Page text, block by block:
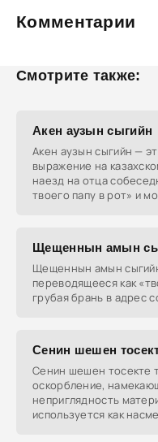
Комментарии
Смотрите также:
Акен аузын сыгийн
Акен аузын сыгийн —
выражение на
наезд на отца
твоего папу в рот» и
Щещеннын амын
Щещеннын амын
переводящееся как
грубая брань в адрес
Сенин шешен
Сенин шешен тосекте
оскорбление,
неприглядность
используется как